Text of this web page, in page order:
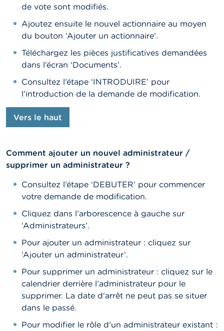
de vote sont modifiés.
Ajoutez ensuite le nouvel actionnaire au moyen
du bouton ‘Ajouter un actionnaire’.
Téléchargez les pièces justificatives demandées
dans l’écran ‘Documents’.
Consultez l’étape ‘INTRODUIRE’ pour
l’introduction de la demande de modification.
Vers le haut
Comment ajouter un nouvel administrateur /
supprimer un administrateur ?
Consultez l’étape ‘DEBUTER’ pour commencer
votre demande de modification.
Cliquez dans l’arborescence à gauche sur
‘Administrateurs’.
Pour ajouter un administrateur : cliquez sur
‘Ajouter un administrateur’.
Pour supprimer un administrateur : cliquez sur le
calendrier derrière l’administrateur pour le
supprimer. La date d'arrêt ne peut pas se situer
dans le passé.
Pour modifier le rôle d'un administrateur existant :